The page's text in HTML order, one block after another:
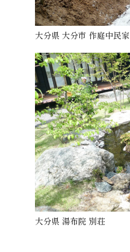
大分県 大分市 作庭中民家
大分県 湯布院 別荘